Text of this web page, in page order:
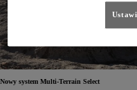
Nowy system Multi-Terrain Select